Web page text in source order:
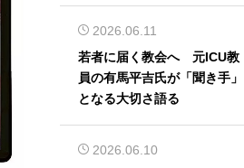
2026.06.11
若者に届く教会へ 元ICU教
員の有馬平吉氏が「聞き手」
となる大切さ語る
2026.06.10